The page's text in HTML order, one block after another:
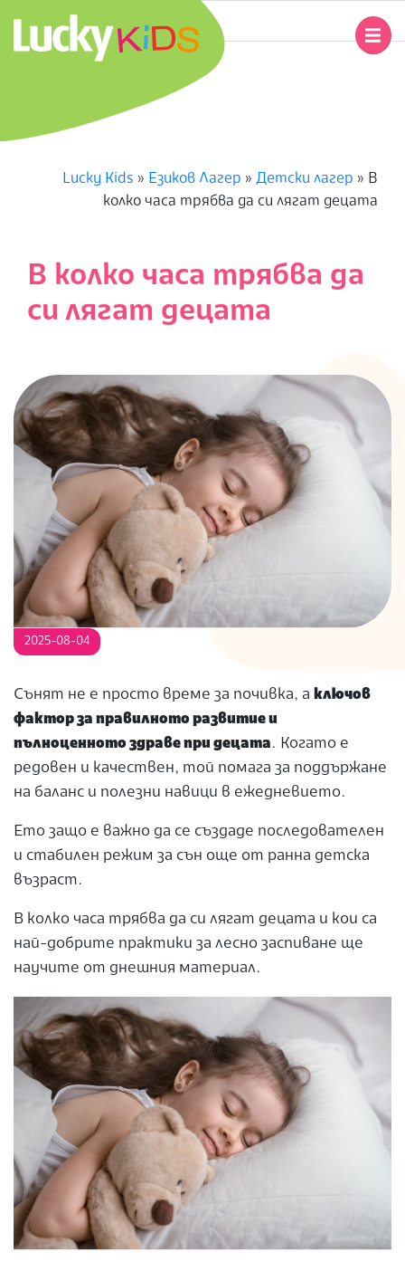
content
U
Y
K
D
S
Lucky Kids » Езиков Лагер » Детски лагер » В
колко часа трябва да си лягат децата
В колко часа трябва да
си лягат децата
2025-08-04
Сънят не е просто време за почивка, а ключов
фактор за правилното развитие и
пълноценното здраве при децата. Когато е
редовен и качествен, той помага за поддържане
на баланс и полезни навици в ежедневието.
Ето защо е важно да се създаде последователен
и стабилен режим за сън още от ранна детска
възраст.
В колко часа трябва да си лягат децата и кои са
най-добрите практики за лесно заспиване ще
научите от днешния материал.